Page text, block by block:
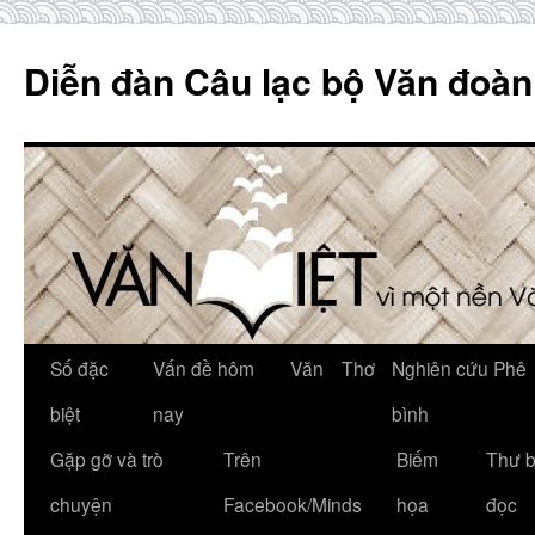
content
Diễn đàn Câu lạc bộ Văn
Số đặc
biệt
Vấn đề hôm
nay
Văn Thơ
Nghiên cứu Phê
bình
Gặp gỡ và trò
chuyện
Trên
Facebook/Minds
Biếm
họa
Thư
đọc